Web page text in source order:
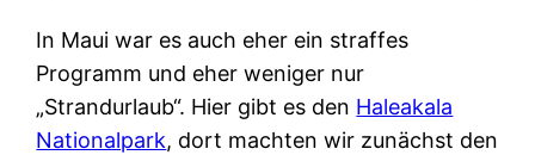
In Maui war es auch eher ein straffes
Programm und eher weniger nur
„Strandurlaub“. Hier gibt es den Haleakala
Nationalpark, dort machten wir zunächst den